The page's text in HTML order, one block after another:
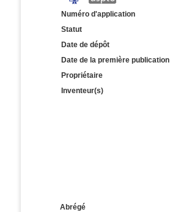
Numéro d'application
Statut
Date de dépôt
Date de la première publication
Propriétaire
Inventeur(s)
Abrégé